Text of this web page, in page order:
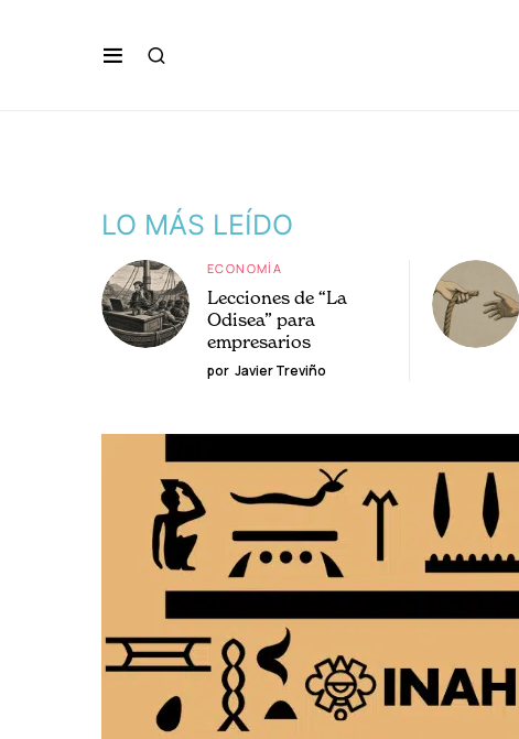
LO MÁS LEÍDO
ECONOMÍA
Lecciones de “La
Odisea” para
empresarios
por Javier Treviño